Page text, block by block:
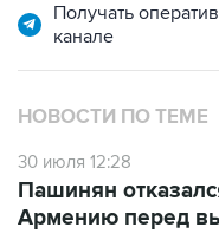
Получать
канале
НОВОСТИ ПО ТЕМЕ
30 июля 12:28
Пашинян
Армению перед